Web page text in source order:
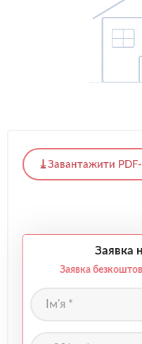
Завантажити
Заявка
Заявка